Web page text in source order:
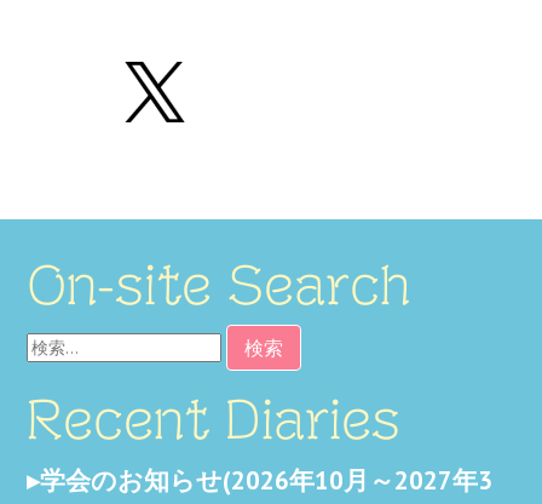
On-site Search
検
索:
Recent Diaries
学会のお知らせ(2026年10月～2027年3